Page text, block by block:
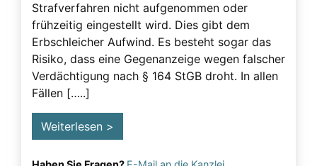
Strafverfahren nicht aufgenommen oder
frühzeitig eingestellt wird. Dies gibt dem
Erbschleicher Aufwind. Es besteht sogar das
Risiko, dass eine Gegenanzeige wegen falscher
Verdächtigung nach § 164 StGB droht. In allen
Fällen […..]
Weiterlesen >
Detektiv
Erblasser
Erbscheicherei aus dem sozialen Bereich des
Erblassers
Erbschleicher
Erbschleicher Alarmsignale